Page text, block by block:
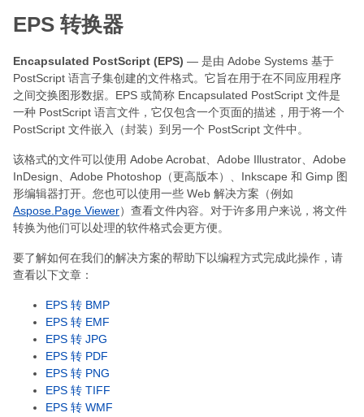
EPS 转换器
Encapsulated PostScript (EPS) — 是由 Adob​​e Systems 基于
PostScript 语言子集创建的文件格式。它旨在用于在不同应用程序
之间交换图形数据。EPS 或简称 Encapsulated PostScript 文件是
一种 PostScript 语言文件，它仅包含一个页面的描述，用于将一个
PostScript 文件嵌入（封装）到另一个 PostScript 文件中。
该格式的文件可以使用 Adob​​e Acrobat、Adobe Illustrator、Adobe
InDesign、Adobe Photoshop（更高版本）、Inkscape 和 Gimp 图
形编辑器打开。您也可以使用一些 Web 解决方案（例如
Aspose.Page Viewer）查看文件内容。对于许多用户来说，将文件
转换为他们可以处理的软件格式会更方便。
要了解如何在我们的解决方案的帮助下以编程方式完成此操作，请
查看以下文章：
EPS 转 BMP
EPS 转 EMF
EPS 转 JPG
EPS 转 PDF
EPS 转 PNG
EPS 转 TIFF
EPS 转 WMF